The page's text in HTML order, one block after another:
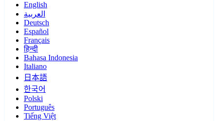
English
العربية
Deutsch
Español
Français
हिन्दी
Bahasa Indonesia
Italiano
日本語
한국어
Polski
Português
Tiếng Việt